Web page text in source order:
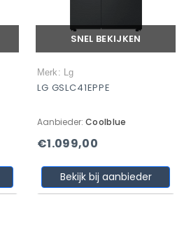
SNEL BEKIJKEN
Merk: Lg
LG GSLC41EPPE
Aanbieder: Coolblue
€1.099,00
Bekijk bij aanbieder